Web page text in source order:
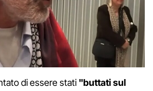
di essere stati "buttati sul